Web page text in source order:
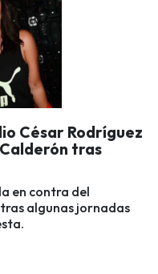
César Rodríguez
tras
en contra del
algunas jornadas